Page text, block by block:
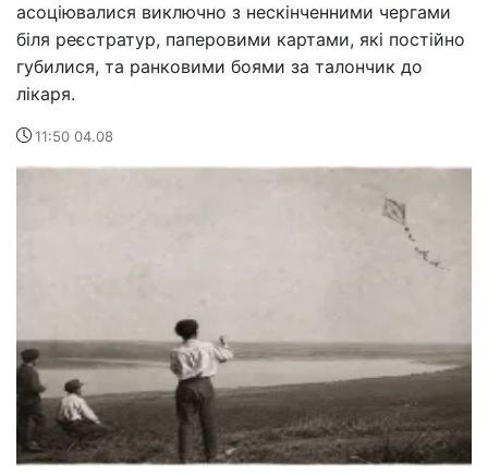
асоціювалися виключно з нескінченними чергами
біля реєстратур, паперовими картами, які постійно
губилися, та ранковими боями за талончик до
лікаря.
11:50 04.08